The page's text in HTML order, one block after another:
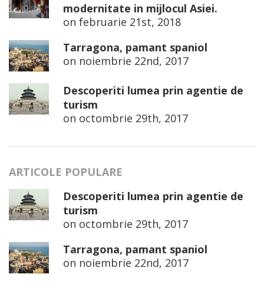
modernitate in mijlocul Asiei.
on februarie 21st, 2018
Tarragona, pamant spaniol
on noiembrie 22nd, 2017
Descoperiti lumea prin agentie de
turism
on octombrie 29th, 2017
ARTICOLE POPULARE
Descoperiti lumea prin agentie de
turism
on octombrie 29th, 2017
Tarragona, pamant spaniol
on noiembrie 22nd, 2017